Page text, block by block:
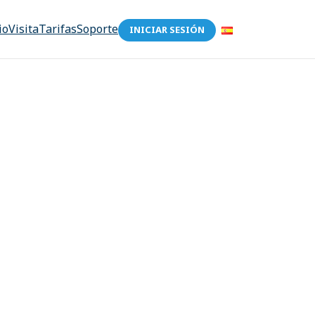
VisitaTarifasSoporte INICIAR SESIÓN